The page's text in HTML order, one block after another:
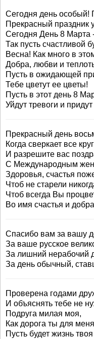
Сегодня день особый!
Прекрасный праздник
Сегодня День 8 Марта
Так пусть счастливой
Весна! Как много в
Добра, любви и
Пусть в ожидающей
Тебе цветут ее цветы!
Пусть в этот день 8
Уйдут тревоги и
Прекрасный день
Когда сверкает все
И разрешите вас
С Международным
Здоровья, счастья
Чтоб не старели
Чтоб всегда Вы
Во имя счастья и
Спасибо вам за вашу
За ваше русское
За лишний нерабочий
За день обычный,
Проверена годами
И объяснять тебе не
Подруга милая моя,
Как дорога ты для
Пусть будет жизнь